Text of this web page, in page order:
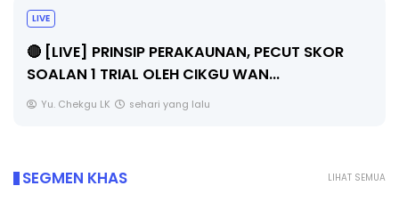
PAHLAWAN DIGITAL PENYELAMAT DUNIA
Unknown 5 hari yang lalu
LIHAT SEMUA
SEGMEN KHAS